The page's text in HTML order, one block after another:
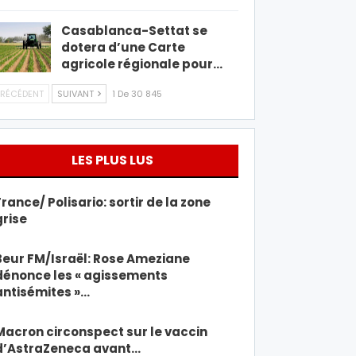
Casablanca-Settat se
dotera d’une Carte
agricole régionale pour…
SUIVANT 1 De 30 845
LES PLUS LUS
Polisario: sortir de la zone
FM/Israël: Rose Ameziane
les « agissements
»…
circonspect sur le vaccin
avant…